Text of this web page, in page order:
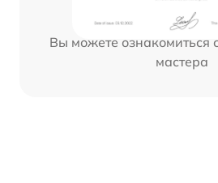
Вы можете ознакомиться
мастера